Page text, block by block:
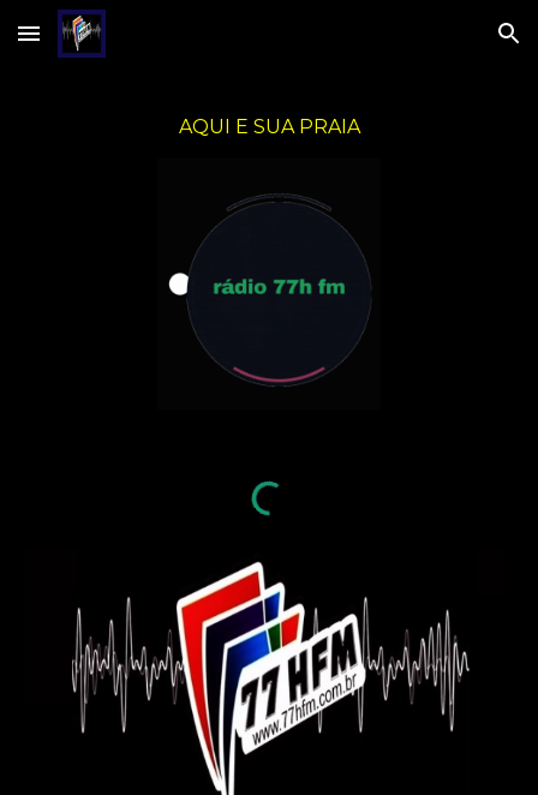
Skip to main content Skip to navigation
AQUI E SUA PRAIA